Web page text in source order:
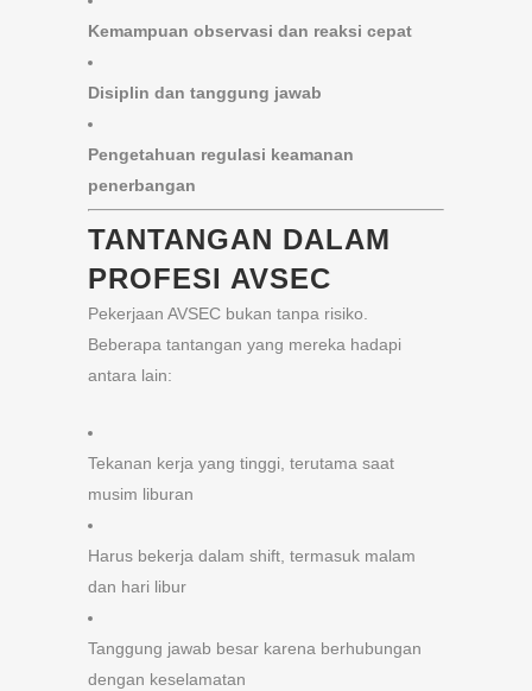
Kemampuan observasi dan reaksi cepat
Disiplin dan tanggung jawab
Pengetahuan regulasi keamanan
penerbangan
TANTANGAN DALAM
PROFESI AVSEC
Pekerjaan AVSEC bukan tanpa risiko.
Beberapa tantangan yang mereka hadapi
antara lain:
Tekanan kerja yang tinggi, terutama saat
musim liburan
Harus bekerja dalam shift, termasuk malam
dan hari libur
Tanggung jawab besar karena berhubungan
dengan keselamatan